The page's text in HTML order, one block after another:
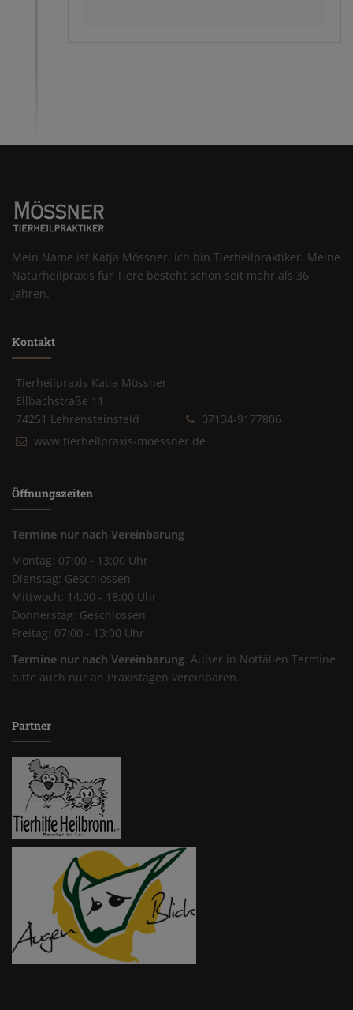
Mein Name ist Katja Mössner, ich bin Tierheilpraktiker. Meine
Naturheilpraxis für Tiere besteht schon seit mehr als 36
Jahren.
Kontakt
Tierheilpraxis Katja Mössner
Ellbachstraße 11
74251 Lehrensteinsfeld
07134-9177806
www.tierheilpraxis-moessner.de
Öffnungszeiten
Termine nur nach Vereinbarung
Montag: 07:00 - 13:00 Uhr
Dienstag: Geschlossen
Mittwoch: 14:00 - 18:00 Uhr
Donnerstag: Geschlossen
Freitag: 07:00 - 13:00 Uhr
Termine nur nach Vereinbarung. Außer in Notfällen Termine
bitte auch nur an Praxistagen vereinbaren.
Partner